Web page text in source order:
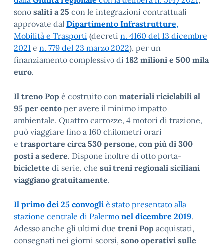
sono saliti a 25 con le integrazioni contrattuali
approvate dal Dipartimento Infrastrutture,
Mobilità e Trasporti (decreti n. 4160 del 13 dicembre
2021 e n. 779 del 23 marzo 2022), per un
finanziamento complessivo di 182 milioni e 500 mila
euro.
Il treno Pop è costruito con materiali riciclabili al
95 per cento per avere il minimo impatto
ambientale. Quattro carrozze, 4 motori di trazione,
può viaggiare fino a 160 chilometri orari
e trasportare circa 530 persone, con più di 300
posti a sedere. Dispone inoltre di otto porta-
biciclette di serie, che sui treni regionali siciliani
viaggiano gratuitamente.
Il primo dei 25 convogli è stato presentato alla
stazione centrale di Palermo nel dicembre 2019.
Adesso anche gli ultimi due treni Pop acquistati,
consegnati nei giorni scorsi, sono operativi sulle